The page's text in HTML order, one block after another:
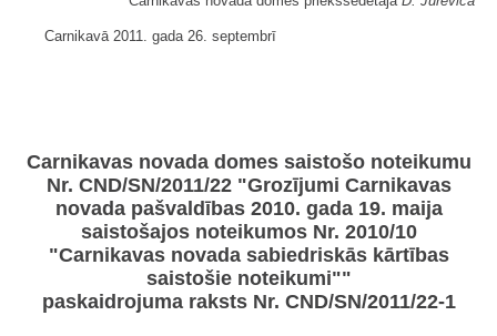
Carnikavā 2011. gada 26. septembrī
Carnikavas novada domes saistošo noteikumu
Nr. CND/SN/2011/22 "Grozījumi Carnikavas
novada pašvaldības 2010. gada 19. maija
saistošajos noteikumos Nr. 2010/10
"Carnikavas novada sabiedriskās kārtības
saistošie noteikumi""
paskaidrojuma raksts Nr. CND/SN/2011/22-1